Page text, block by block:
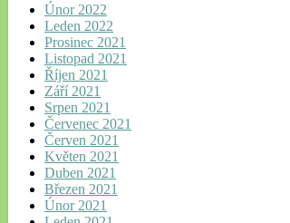
Únor 2022
Leden 2022
Prosinec 2021
Listopad 2021
Říjen 2021
Září 2021
Srpen 2021
Červenec 2021
Červen 2021
Květen 2021
Duben 2021
Březen 2021
Únor 2021